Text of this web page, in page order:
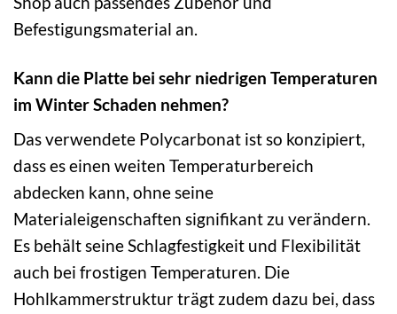
Befestigungsmaterial an.
Kann die Platte bei sehr niedrigen Temperaturen
im Winter Schaden nehmen?
Das verwendete Polycarbonat ist so konzipiert,
dass es einen weiten Temperaturbereich
abdecken kann, ohne seine
Materialeigenschaften signifikant zu verändern.
Es behält seine Schlagfestigkeit und Flexibilität
auch bei frostigen Temperaturen. Die
Hohlkammerstruktur trägt zudem dazu bei, dass